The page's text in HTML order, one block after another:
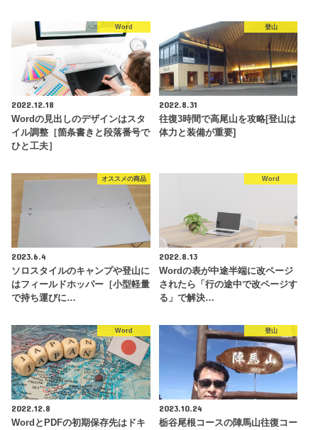
Word
2022.12.18
Wordの見出しのデザインはスタ
イル調整［箇条書きと段落番号で
ひと工夫］
登山
2022.8.31
往復3時間で高尾山を攻略[登山は
体力と装備が重要]
オススメの商品
2023.6.4
ソロスタイルのキャンプや登山に
はフィールドホッパー［小型軽量
で持ち運びに…
Word
2022.8.13
Wordの表が中途半端に改ページ
されたら「行の途中で改ページす
る」で解決…
Word
2022.12.8
WordとPDFの初期保存先はドキ
登山
2023.10.24
栃谷尾根コースの陣馬山往復コー